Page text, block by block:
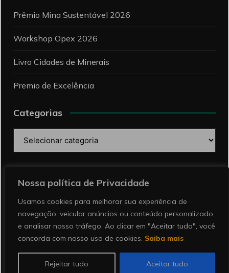
Nossa política de Privacidade
Usamos cookies para melhorar sua experiência de
navegação, veicular anúncios ou conteúdo personalizado
e analisar nosso tráfego. Ao clicar em "Aceitar tudo", você
concorda com nosso uso de cookies. Saiba mais
Rejeitar tudo Aceitar tudo
Prêmio Mina Sustentável 2026
Workshop Opex 2026
Livro Cidades de Minerais
Premio de Excelência
Categorias
mineração. Todos direitos reservados.